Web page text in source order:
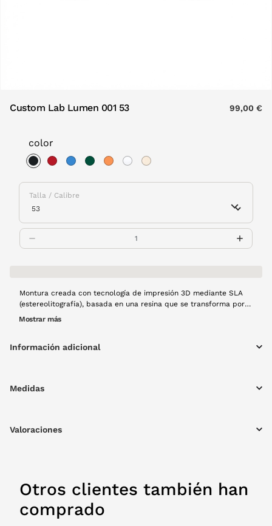
Custom Lab Lumen 001 53 99,00 €
color
Talla / Calibre
Montura creada con tecnología de impresión 3D mediante SLA
(estereolitografía), basada en una resina que se transforma por
acción de la luz en una montura estética premium con acabado
fabrica lo que se consume. Modelo Lumen en color negro, forma
Mostrar más
Información adicional
Medidas
Valoraciones
Otros clientes también han
comprado